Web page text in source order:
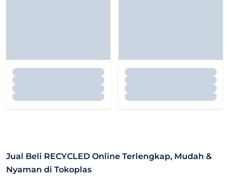
Jual Beli RECYCLED Online Terlengkap, Mudah &
Nyaman di Tokoplas